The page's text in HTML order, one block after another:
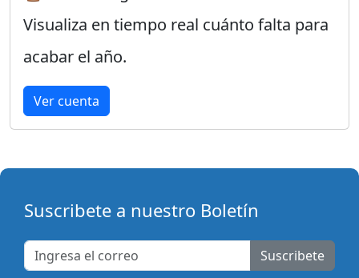
Visualiza en tiempo real cuánto falta para
acabar el año.
Ver cuenta
Suscribete a nuestro Boletín
Suscribete